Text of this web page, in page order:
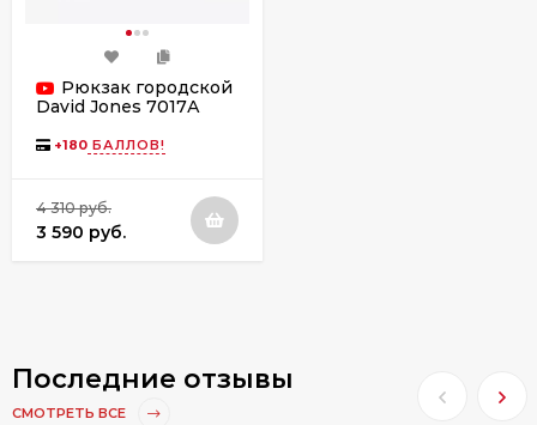
Рюкзак городской
David Jones 7017А
+180 БАЛЛОВ!
4 310 руб.
3 590 руб.
Последние отзывы
СМОТРЕТЬ ВСЕ